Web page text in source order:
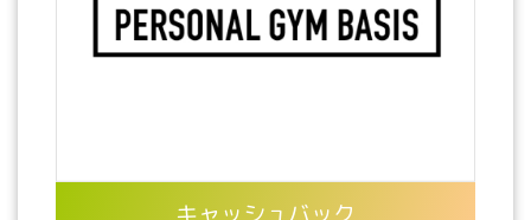
キャッシュバック